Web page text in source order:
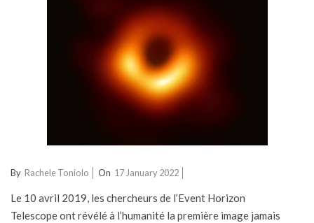
2022-
17
By Rachele Toniolo On 17 January 2022
Le 10 avril 2019, les chercheurs de l’Event Horizon
Telescope ont révélé à l’humanité la première image jamais